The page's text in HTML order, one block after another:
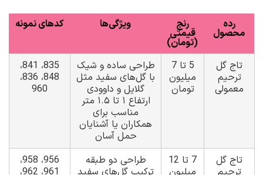
رده
محصول
رنج
قیمتی
(تومان)
ویژگی‌ها کدهای نمونه
تاج گل
ترحیم
معمولی
5 تا 7
میلیون
تومان
طراحی ساده و شیک
با گل‌های سفید مثل
گلایل و داوودی
ارتفاع ۱ تا ۱.۵ متر
مناسب برای
همکاران یا آشنایان
حمل آسان
835، 841،
848، 836،
960
تاج گل
ترحیم
7 تا 12
میلیون
طراحی دو طبقه
ترکیب گل‌های سفید
956، 958،
961، 962،